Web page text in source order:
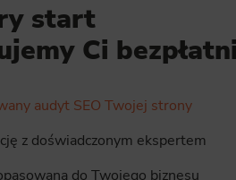
start
Ci
audyt SEO Twojej strony
z doświadczonym ekspertem
do Twojego biznesu